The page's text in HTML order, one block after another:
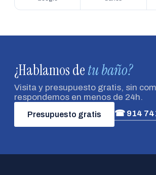
¿Hablamos detu baño?
Visita y presupuesto gratis, sin
respondemos en menos de 24h.
Presupuesto gratis ☎ 914